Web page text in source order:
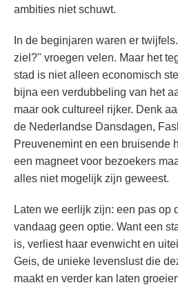
ambities niet schuwt.
In de beginjaren waren er
ziel?" vroegen velen. Maar het
stad is niet alleen economisch
bijna een verdubbeling van het
maar ook cultureel rijker. Denk
de Nederlandse Dansdagen,
Preuvenemint en een bruisende
een magneet voor bezoekers
alles niet mogelijk zijn geweest.
Laten we eerlijk zijn: een pas op
vandaag geen optie. Want een
is, verliest haar evenwicht en
Geis, de unieke levenslust die
maakt en verder kan laten